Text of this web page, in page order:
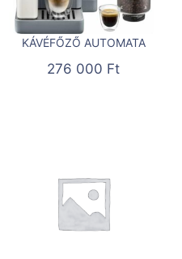
KÁVÉFŐZŐ AUTOMATA
276 000 Ft